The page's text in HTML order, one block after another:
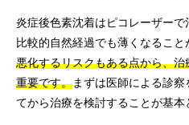
炎症後色素沈着はピコレーザーで
比較的自然経過でも薄くなること
悪化するリスクもある点から、
重要です。まずは医師による診
てから治療を検討することが基本